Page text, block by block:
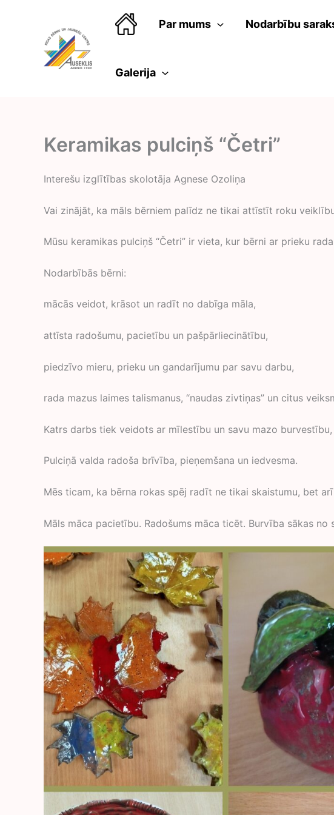
Par mums Nodarbību
Galerija
Keramikas pulciņš “Četri”
Interešu izglītības skolotāja Agnese Ozoliņa
Vai zinājāt, ka māls bērniem palīdz ne tikai attīstīt roku
Mūsu keramikas pulciņš “Četri” ir vieta, kur bērni ar prieku
Nodarbībās bērni:
mācās veidot, krāsot un radīt no dabīga māla,
attīsta radošumu, pacietību un pašpārliecinātību,
piedzīvo mieru, prieku un gandarījumu par savu darbu,
rada mazus laimes talismanus, “naudas zivtiņas” un citus
Katrs darbs tiek veidots ar mīlestību un savu mazo
Pulciņā valda radoša brīvība, pieņemšana un iedvesma.
Mēs ticam, ka bērna rokas spēj radīt ne tikai skaistumu, bet
Māls māca pacietību. Radošums māca ticēt. Burvība sākas no